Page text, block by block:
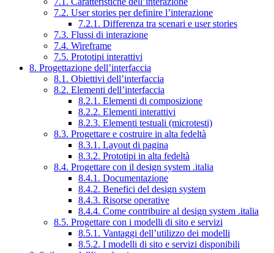
7.2. User stories per definire l’interazione
7.2.1. Differenza tra scenari e user stories
7.3. Flussi di interazione
7.4. Wireframe
7.5. Prototipi interattivi
8. Progettazione dell’interfaccia
8.1. Obiettivi dell’interfaccia
8.2. Elementi dell’interfaccia
8.2.1. Elementi di composizione
8.2.2. Elementi interattivi
8.2.3. Elementi testuali (microtesti)
8.3. Progettare e costruire in alta fedeltà
8.3.1. Layout di pagina
8.3.2. Prototipi in alta fedeltà
8.4. Progettare con il design system .italia
8.4.1. Documentazione
8.4.2. Benefici del design system
8.4.3. Risorse operative
8.4.4. Come contribuire al design system .italia
8.5. Progettare con i modelli di sito e servizi
8.5.1. Vantaggi dell’utilizzo dei modelli
8.5.2. I modelli di sito e servizi disponibili